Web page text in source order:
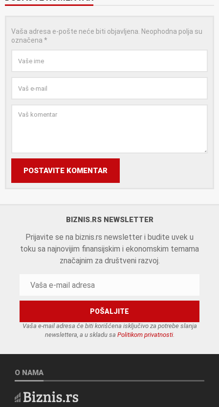
Vaša adresa e-pošte neće biti objavljena. Neophodna polja su
označena *
POSTAVITE KOMENTAR
BIZNIS.RS NEWSLETTER
Prijavite se na biznis.rs newsletter i budite uvek u
toku sa najnovijim finansijskim i ekonomskim temama
značajnim za društveni razvoj.
Vaša e-mail adresa će biti korišćena isključivo za potrebe slanja
newslettera, a u skladu sa Politikom privatnosti.
O NAMA